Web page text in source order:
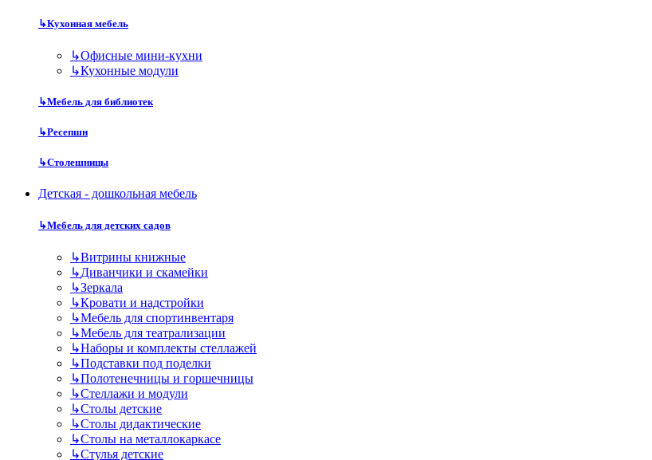
↳Кухонная мебель
↳Офисные мини-кухни
↳Кухонные модули
↳Мебель для библиотек
↳Ресепшн
↳Столешницы
Детская - дошкольная мебель
↳Мебель для детских садов
↳Витрины книжные
↳Диванчики и скамейки
↳Зеркала
↳Кровати и надстройки
↳Мебель для спортинвентаря
↳Мебель для театрализации
↳Наборы и комплекты стеллажей
↳Подставки под поделки
↳Полотенечницы и горшечницы
↳Стеллажи и модули
↳Столы детские
↳Столы дидактические
↳Столы на металлокаркасе
↳Стулья детские